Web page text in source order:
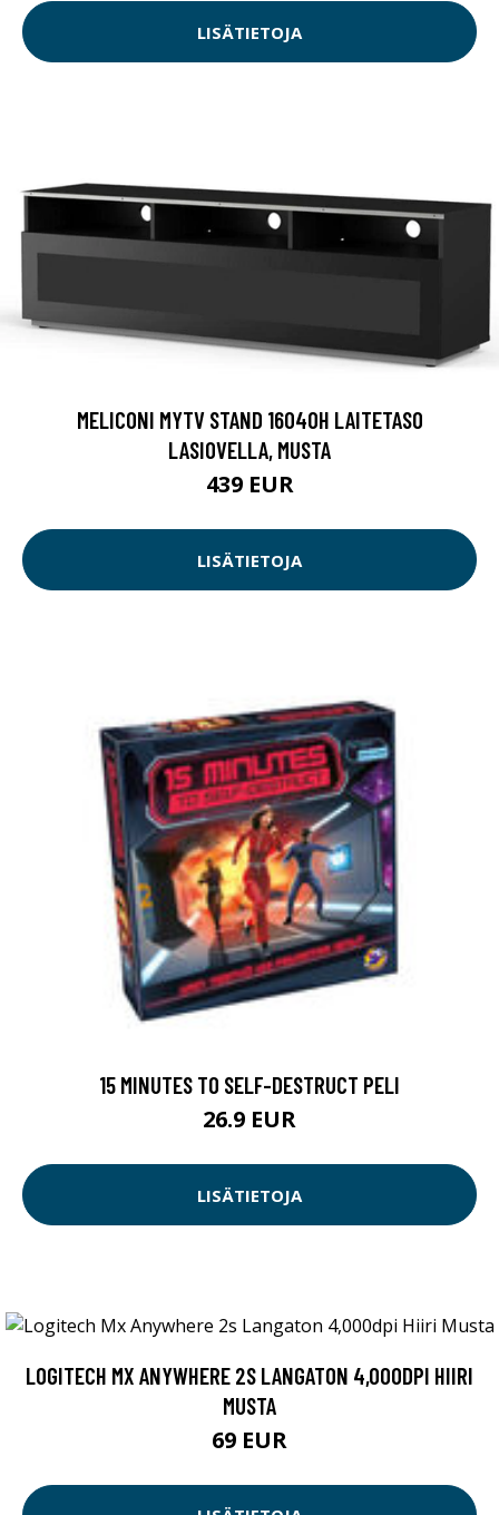
LISÄTIETOJA
MELICONI MYTV STAND 16040H LAITETASO
LASIOVELLA, MUSTA
439 EUR
LISÄTIETOJA
15 MINUTES TO SELF-DESTRUCT PELI
26.9 EUR
LISÄTIETOJA
LOGITECH MX ANYWHERE 2S LANGATON 4,000DPI HIIRI
MUSTA
69 EUR